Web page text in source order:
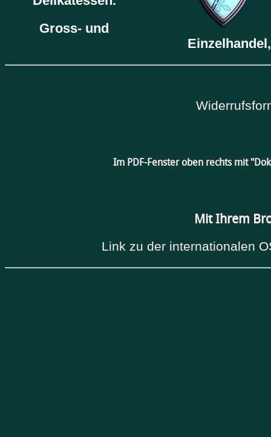
Gross- und
Im PDF-Fenster oben rechts mit
Mit Ihrem
Link zu der internationalen